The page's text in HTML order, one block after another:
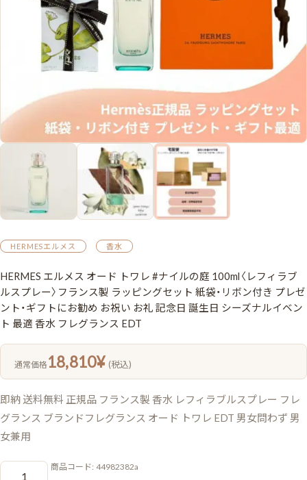
HERMESエルメス 香水
HERMES エルメス オード トワレ #ナイルの庭 100ml〈レフィラブ
ルスプレー〉フランス製 ラッピングセット 紙袋・リボン付き プレゼ
ント・ギフトにお勧め お祝い お礼 記念日 誕生日 シーズナルイベン
ト 最適 香水 フレグランス EDT
通常価格18,810¥ (税込)
即納 送料無料 正規品 フランス製 香水 レフィラブルスプレー フレ
グランス ブランドフレグランス オード トワレ EDT 男女問わず 男
女兼用
HERMES 商品コード: 44982382a